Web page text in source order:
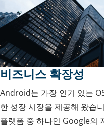
비즈니스 확장성
Android는 가장 인기 있는
한 성장 시장을 제공해 왔습
플랫폼 중 하나인 Google의